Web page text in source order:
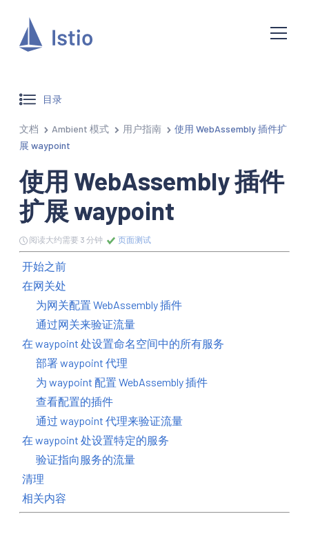
目录
文档 Ambient 模式 用户指南
使用 WebAssembly 插件扩
展 waypoint
使用 WebAssembly 插件
扩展 waypoint
阅读大约需要 3 分钟 页面测试
开始之前
在网关处
为网关配置 WebAssembly 插件
通过网关来验证流量
在 waypoint 处设置命名空间中的所有服务
部署 waypoint 代理
为 waypoint 配置 WebAssembly 插件
查看配置的插件
通过 waypoint 代理来验证流量
在 waypoint 处设置特定的服务
验证指向服务的流量
清理
相关内容